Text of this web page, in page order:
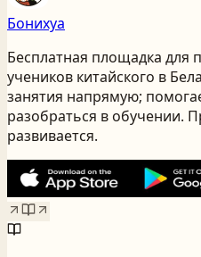
Бонихуа
Бесплатная площадка для
учеников китайского в
занятия напрямую;
разобраться в обучении.
развивается.